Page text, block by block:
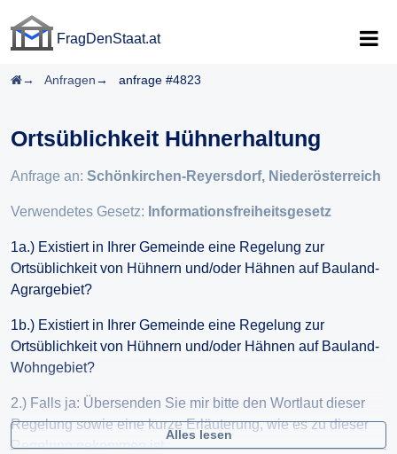
FragDenStaat.at
Startseite
Anfragen anfrage #4823
Ortsüblichkeit Hühnerhaltung
Anfrage an: Schönkirchen-Reyersdorf, Niederösterreich
Verwendetes Gesetz: Informationsfreiheitsgesetz
1a.) Existiert in Ihrer Gemeinde eine Regelung zur
Ortsüblichkeit von Hühnern und/oder Hähnen auf Bauland-
Agrargebiet?
1b.) Existiert in Ihrer Gemeinde eine Regelung zur
Ortsüblichkeit von Hühnern und/oder Hähnen auf Bauland-
Wohngebiet?
2.) Falls ja: Übersenden Sie mir bitte den Wortlaut dieser
Regelung sowie eine kurze Erläuterung, wie es zu dieser
Regelung gekommen ist.
Alles lesen